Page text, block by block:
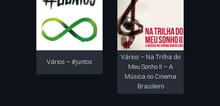
Vários – #juntos
Vários – Na Trilha do
Meu Sonho II – A
Música no Cinema
Brasileiro